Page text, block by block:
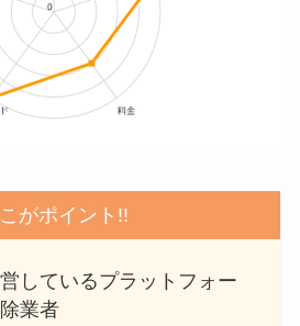
がポイント!!
営しているプラットフォー
業者